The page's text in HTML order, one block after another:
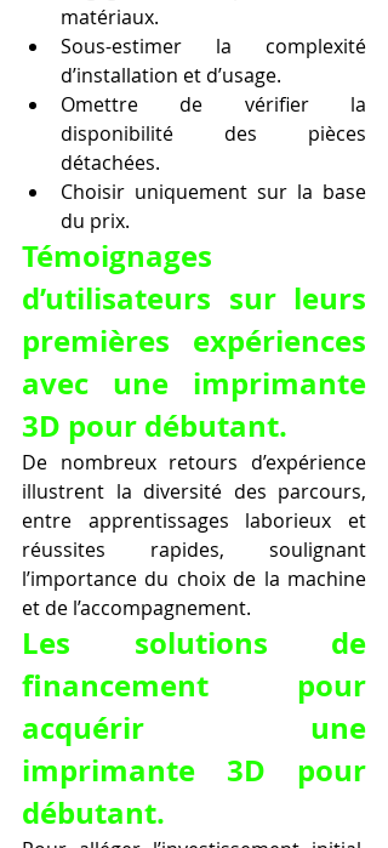
matériaux.
Sous-estimer la complexité
d’installation et d’usage.
Omettre de vérifier la
disponibilité des pièces
détachées.
Choisir uniquement sur la base
du prix.
Témoignages
d’utilisateurs sur leurs
premières expériences
avec une imprimante
3D pour débutant.
De nombreux retours d’expérience
illustrent la diversité des parcours,
entre apprentissages laborieux et
réussites rapides, soulignant
l’importance du choix de la machine
et de l’accompagnement.
Les solutions de
financement pour
acquérir une
imprimante 3D pour
débutant.